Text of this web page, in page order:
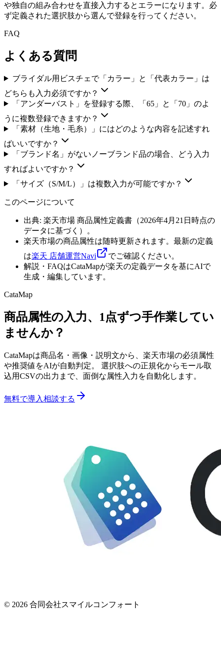
や独自の組み合わせを直接入力するとエラーになります。必
ず定義された選択肢から選んで登録を行ってください。
FAQ
よくある質問
ブライダル用ビスチェで「カラー」と「代表カラー」は
どちらも入力必須ですか？
「アンダーバスト」を登録する際、「65」と「70」のよ
うに複数登録できますか？
「素材（生地・毛糸）」にはどのような内容を記述すれ
ばいいですか？
「ブランド名」がないノーブランド品の場合、どう入力
すればよいですか？
「サイズ（S/M/L）」は複数入力が可能ですか？
このページについて
出典: 楽天市場 商品属性定義書（2026年4月21日 時点の
データに基づく）。
楽天市場の商品属性は随時更新されます。最新の定義
は楽天 店舗運営Navi
でご確認ください。
解説・FAQはCataMapが楽天の定義データを基にAIで
生成・編集しています。
CataMap
商品属性の入力、1点ずつ手作業してい
ませんか？
CataMapは商品名・画像・説明文から、楽天市場の必須属性
や推奨値をAIが自動判定。 選択肢への正規化からモール取
込用CSVの出力まで、面倒な属性入力を自動化します。
無料で導入相談する
© 2026 合同会社スマイルコンフォート